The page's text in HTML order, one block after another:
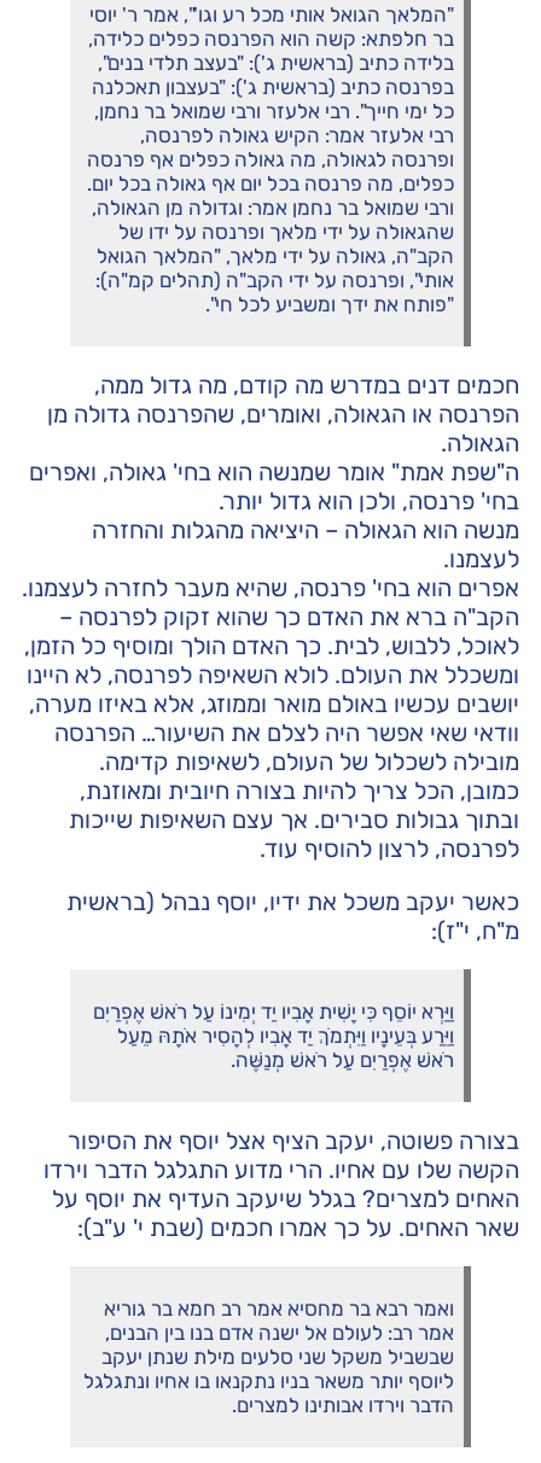
"המלאך הגואל אותי מכל רע וגו'", אמר ר' יוסי
בר חלפתא: קשה הוא הפרנסה כפלים כלידה,
בלידה כתיב (בראשית ג'): "בעצב תלדי בנים",
בפרנסה כתיב (בראשית ג'): "בעצבון תאכלנה
כל ימי חייך". רבי אלעזר ורבי שמואל בר נחמן,
רבי אלעזר אמר: הקיש גאולה לפרנסה,
ופרנסה לגאולה, מה גאולה כפלים אף פרנסה
כפלים, מה פרנסה בכל יום אף גאולה בכל יום.
ורבי שמואל בר נחמן אמר: וגדולה מן הגאולה,
שהגאולה על ידי מלאך ופרנסה על ידו של
הקב"ה, גאולה על ידי מלאך, "המלאך הגואל
אותי", ופרנסה על ידי הקב"ה (תהלים קמ"ה):
"פותח את ידך ומשביע לכל חי".
חכמים דנים במדרש מה קודם, מה גדול ממה,
הפרנסה או הגאולה, ואומרים, שהפרנסה גדולה מן
הגאולה.
ה"שפת אמת" אומר שמנשה הוא בחי' גאולה, ואפרים
בחי' פרנסה, ולכן הוא גדול יותר.
מנשה הוא הגאולה – היציאה מהגלות והחזרה
לעצמנו.
אפרים הוא בחי' פרנסה, שהיא מעבר לחזרה לעצמנו.
הקב"ה ברא את האדם כך שהוא זקוק לפרנסה –
לאוכל, ללבוש, לבית. כך האדם הולך ומוסיף כל הזמן,
ומשכלל את העולם. לולא השאיפה לפרנסה, לא היינו
יושבים עכשיו באולם מואר וממוזג, אלא באיזו מערה,
וודאי שאי אפשר היה לצלם את השיעור… הפרנסה
מובילה לשכלול של העולם, לשאיפות קדימה.
כמובן, הכל צריך להיות בצורה חיובית ומאוזנת,
ובתוך גבולות סבירים. אך עצם השאיפות שייכות
לפרנסה, לרצון להוסיף עוד.
כאשר יעקב משכל את ידיו, יוסף נבהל (בראשית
מ"ח, י"ז):
וַיַּרְא יוֹסֵף כִּי יָשִׁית אָבִיו יַד יְמִינוֹ עַל רֹאשׁ אֶפְרַיִם
וַיֵּרַע בְּעֵינָיו וַיִּתְמֹךְ יַד אָבִיו לְהָסִיר אֹתָהּ מֵעַל
רֹאשׁ אֶפְרַיִם עַל רֹאשׁ מְנַשֶּׁה.
בצורה פשוטה, יעקב הציף אצל יוסף את הסיפור
הקשה שלו עם אחיו. הרי מדוע התגלגל הדבר וירדו
האחים למצרים? בגלל שיעקב העדיף את יוסף על
שאר האחים. על כך אמרו חכמים (שבת י' ע"ב):
ואמר רבא בר מחסיא אמר רב חמא בר גוריא
אמר רב: לעולם אל ישנה אדם בנו בין הבנים,
שבשביל משקל שני סלעים מילת שנתן יעקב
ליוסף יותר משאר בניו נתקנאו בו אחיו ונתגלגל
הדבר וירדו אבותינו למצרים.